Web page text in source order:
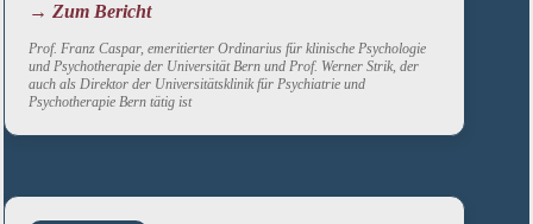
→ Zum Bericht
Prof. Franz Caspar, emeritierter Ordinarius für klinische Psychologie
und Psychotherapie der Universität Bern und Prof. Werner Strik, der
auch als Direktor der Universitätsklinik für Psychiatrie und
Psychotherapie Bern tätig ist